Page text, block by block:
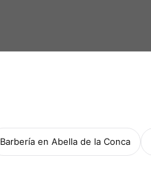
Barbería en Abella de la Conca